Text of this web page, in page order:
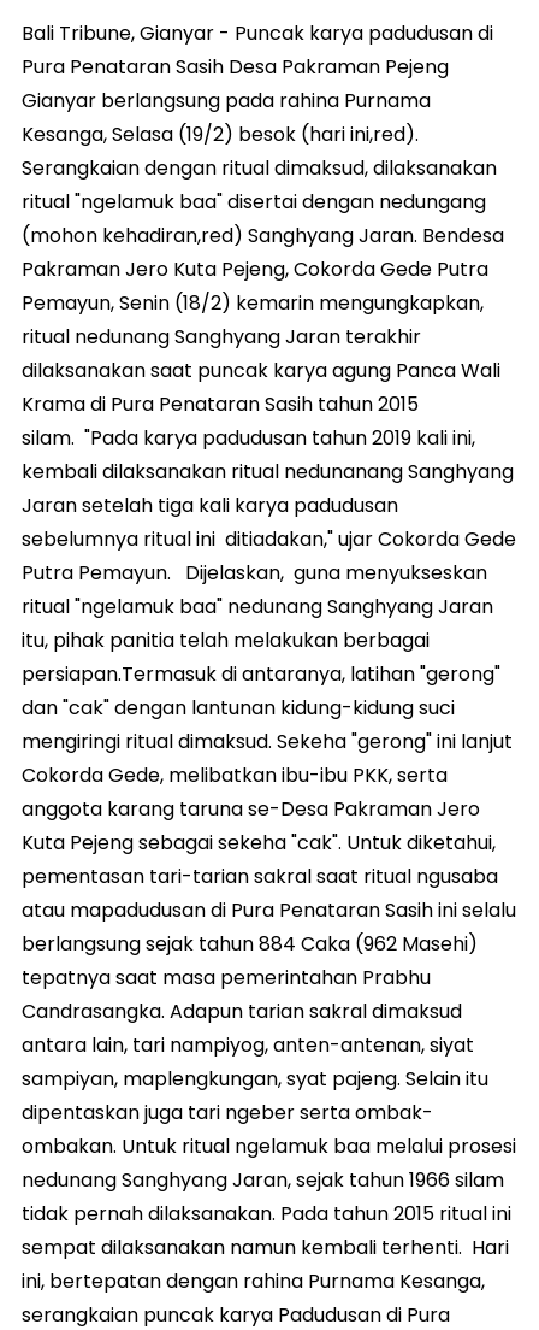
Bali Tribune, Gianyar - Puncak karya padudusan di
Pura Penataran Sasih Desa Pakraman Pejeng
Gianyar berlangsung pada rahina Purnama
Kesanga, Selasa (19/2) besok (hari ini,red).
Serangkaian dengan ritual dimaksud, dilaksanakan
ritual "ngelamuk baa" disertai dengan nedungang
(mohon kehadiran,red) Sanghyang Jaran. Bendesa
Pakraman Jero Kuta Pejeng, Cokorda Gede Putra
Pemayun, Senin (18/2) kemarin mengungkapkan,
ritual nedunang Sanghyang Jaran terakhir
dilaksanakan saat puncak karya agung Panca Wali
Krama di Pura Penataran Sasih tahun 2015
silam. "Pada karya padudusan tahun 2019 kali ini,
kembali dilaksanakan ritual nedunanang Sanghyang
Jaran setelah tiga kali karya padudusan
sebelumnya ritual ini ditiadakan," ujar Cokorda Gede
Putra Pemayun. Dijelaskan, guna menyukseskan
ritual "ngelamuk baa" nedunang Sanghyang Jaran
itu, pihak panitia telah melakukan berbagai
persiapan.Termasuk di antaranya, latihan "gerong"
dan "cak" dengan lantunan kidung-kidung suci
mengiringi ritual dimaksud. Sekeha "gerong" ini lanjut
Cokorda Gede, melibatkan ibu-ibu PKK, serta
anggota karang taruna se-Desa Pakraman Jero
Kuta Pejeng sebagai sekeha "cak". Untuk diketahui,
pementasan tari-tarian sakral saat ritual ngusaba
atau mapadudusan di Pura Penataran Sasih ini selalu
berlangsung sejak tahun 884 Caka (962 Masehi)
tepatnya saat masa pemerintahan Prabhu
Candrasangka. Adapun tarian sakral dimaksud
antara lain, tari nampiyog, anten-antenan, siyat
sampiyan, maplengkungan, syat pajeng. Selain itu
dipentaskan juga tari ngeber serta ombak-
ombakan. Untuk ritual ngelamuk baa melalui prosesi
nedunang Sanghyang Jaran, sejak tahun 1966 silam
tidak pernah dilaksanakan. Pada tahun 2015 ritual ini
sempat dilaksanakan namun kembali terhenti. Hari
ini, bertepatan dengan rahina Purnama Kesanga,
serangkaian puncak karya Padudusan di Pura